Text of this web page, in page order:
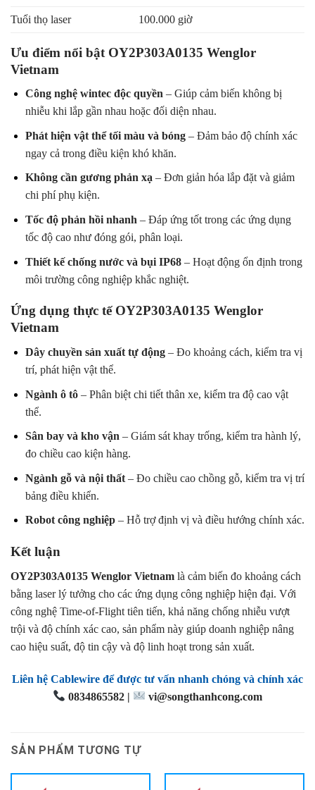
Tuổi thọ laser 100.000 giờ
Ưu điểm nổi bật OY2P303A0135 Wenglor
Vietnam
Công nghệ wintec độc quyền – Giúp cảm biến không bị
nhiễu khi lắp gần nhau hoặc đối diện nhau.
Phát hiện vật thể tối màu và bóng– Đảm bảo độ chính xác
ngay cả trong điều kiện khó khăn.
Không cần gương phản xạ– Đơn giản hóa lắp đặt và giảm
chi phí phụ kiện.
Tốc độ phản hồi nhanh – Đáp ứng tốt trong các ứng dụng
tốc độ cao như đóng gói, phân loại.
Thiết kế chống nước và bụi IP68– Hoạt động ổn định trong
môi trường công nghiệp khắc nghiệt.
Ứng dụng thực tế OY2P303A0135 Wenglor
Vietnam
Dây chuyền sản xuất tự động– Đo khoảng cách, kiểm tra vị
trí, phát hiện vật thể.
Ngành ô tô– Phân biệt chi tiết thân xe, kiểm tra độ cao vật
thể.
Sân bay và kho vận – Giám sát khay trống, kiểm tra hành lý,
đo chiều cao kiện hàng.
Ngành gỗ và nội thất– Đo chiều cao chồng gỗ, kiểm tra vị trí
bảng điều khiển.
Robot công nghiệp– Hỗ trợ định vị và điều hướng chính xác.
Kết luận
OY2P303A0135 Wenglor Vietnam là cảm biến đo khoảng cách
bằng laser lý tưởng cho các ứng dụng công nghiệp hiện đại. Với
công nghệ Time-of-Flight tiên tiến, khả năng chống nhiễu vượt
trội và độ chính xác cao, sản phẩm này giúp doanh nghiệp nâng
cao hiệu suất, độ tin cậy và độ linh hoạt trong sản xuất.
Liên hệ Cablewire để được tư vấn nhanh chóng và chính xác
0834865582 |
vi@songthanhcong.com
SẢN PHẨM TƯƠNG TỰ